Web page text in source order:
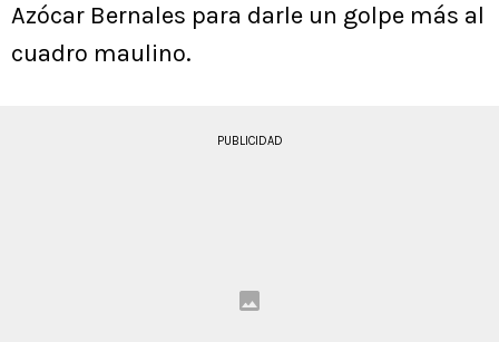
Azócar Bernales para darle un golpe más al
cuadro maulino.
PUBLICIDAD